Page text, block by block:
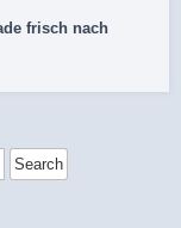
frisch nach